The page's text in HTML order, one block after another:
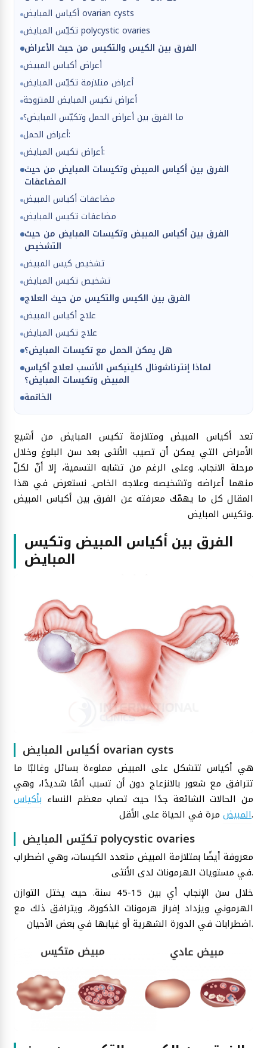
أكياس المبايض ovarian cysts
تكيّس المبايض polycystic ovaries
الفرق بين الكيس والتكيس من حيث الأعراض
أعراض أكياس المبيض
أعراض متلازمة تكيّس المبايض
أعراض تكيس المبايض للمتزوجة
ما الفرق بين أعراض الحمل وتكيّس المبايض؟
أعراض الحمل:
أعراض تكيس المبايض:
الفرق بين أكياس المبيض وتكيسات المبايض من حيث
المضاعفات
مضاعفات أكياس المبيض
مضاعفات تكيس المبايض
الفرق بين أكياس المبيض وتكيسات المبايض من حيث
التشخيص
تشخيص كيس المبيض
تشخيص تكيس المبايض
الفرق بين الكيس والتكيس من حيث العلاج
علاج أكياس المبيض
علاج تكيس المبايض
هل يمكن الحمل مع تكيسات المبايض؟
لماذا إنترناشونال كلينيكس الأنسب لعلاج أكياس
المبيض وتكيسات المبايض؟
تعد أكياس المبيض ومتلازمة تكيس المبايض من أشيع
الأمراض التي يمكن أن تصيب الأنثى بعد سن البلوغ وخلال
مرحلة الانجاب. وعلى الرغم من تشابه التسمية، إلا أنّ لكلّ
منهما أعراضه وتشخيصه وعلاجه الخاص. نستعرض في هذا
المقال كل ما يهمّك معرفته عن الفرق بين أكياس المبيض
وتكيس المبايض.
الفرق بين أكياس المبيض وتكيس
المبايض
أكياس المبايض ovarian cysts
هي أكياس تتشكل على المبيض مملوءة بسائل وغالبًا ما
تترافق مع شعور بالانزعاج دون أن تسبب ألمًا شديدًا، وهي
من الحالات الشائعة جدًا حيث تصاب معظم النساء بأكياس
المبيضمرة في الحياة على الأقل.
تكيّس المبايض polycystic ovaries
معروفة أيضًا بمتلازمة المبيض متعدد الكيسات، وهي اضطراب
في مستويات الهرمونات لدى الأنثى.
خلال سن الإنجاب أي بين 15-45 سنة. حيث يختل التوازن
الهرموني ويزداد إفراز هرمونات الذكورة، ويترافق ذلك مع
اضطرابات في الدورة الشهرية أو غيابها في بعض الأحيان.